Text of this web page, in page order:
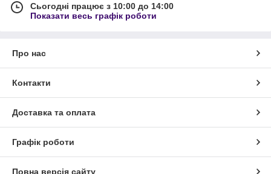
Сьогодні працює з 10:00 до 14:00
Показати весь графік роботи
Про нас
Контакти
Доставка та оплата
Графік роботи
Повна версія сайту